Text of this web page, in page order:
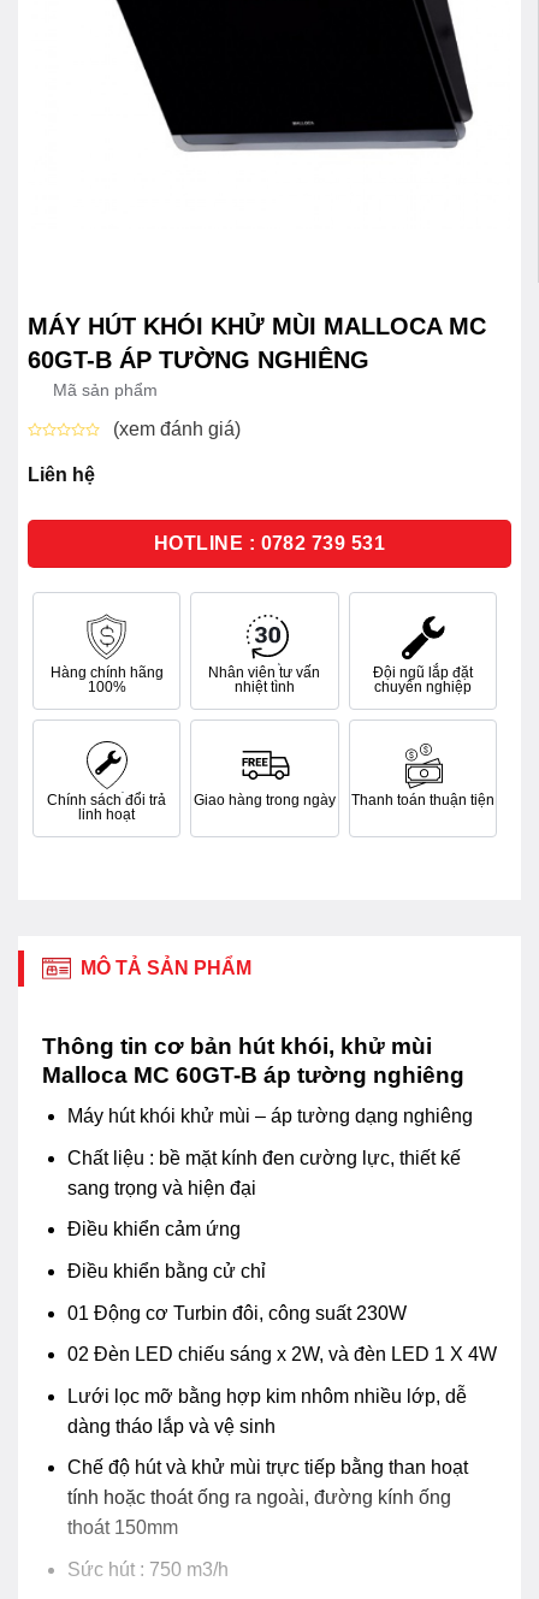
MÁY HÚT KHÓI KHỬ MÙI MALLOCA MC
60GT-B ÁP TƯỜNG NGHIÊNG
Mã sản phẩm
xếp
hạng
sao
(xem đánh giá)
Liên hệ
HOTLINE : 0782 739 531
Hàng chính hãng
100%
Nhân viên tư vấn
nhiệt tình
Đội ngũ lắp đặt
chuyên nghiệp
Chính sách đổi trả
linh hoạt
Giao hàng trong ngày Thanh toán thuận tiện
MÔ TẢ SẢN PHẨM
Thông tin cơ bản hút khói, khử mùi
Malloca MC 60GT-B áp tường nghiêng
Máy hút khói khử mùi – áp tường dạng nghiêng
Chất liệu : bề mặt kính đen cường lực, thiết kế
sang trọng và hiện đại
Điều khiển cảm ứng
Điều khiển bằng cử chỉ
01 Động cơ Turbin đôi, công suất 230W
02 Đèn LED chiếu sáng x 2W, và đèn LED 1 X 4W
Lưới lọc mỡ bằng hợp kim nhôm nhiều lớp, dễ
dàng tháo lắp và vệ sinh
Chế độ hút và khử mùi trực tiếp bằng than hoạt
tính hoặc thoát ống ra ngoài, đường kính ống
thoát 150mm
Sức hút : 750 m3/h